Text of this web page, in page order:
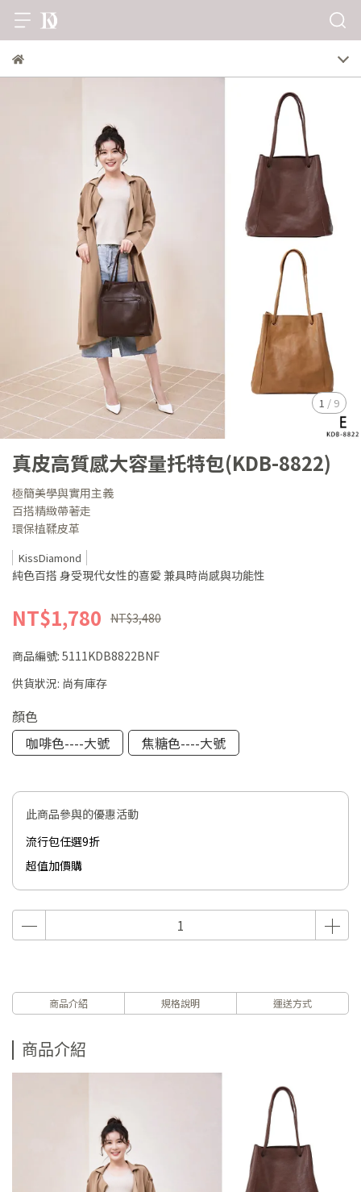
1 / 9
真皮高質感大容量托特包(KDB-8822)
極簡美學與實用主義
百搭精緻帶著走
環保植鞣皮革
KissDiamond
純色百搭 身受現代女性的喜愛 兼具時尚感與功能性
NT$1,780 NT$3,480
商品編號: 5111KDB8822BNF
供貨狀況: 尚有庫存
顏色
咖啡色----大號
焦糖色----大號
此商品參與的優惠活動
流行包任選9折
超值加價購
商品介紹 規格說明 運送方式
商品介紹